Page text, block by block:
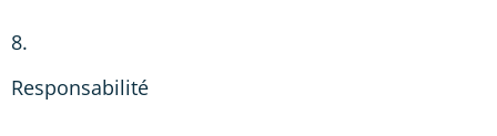
8.
Responsabilité